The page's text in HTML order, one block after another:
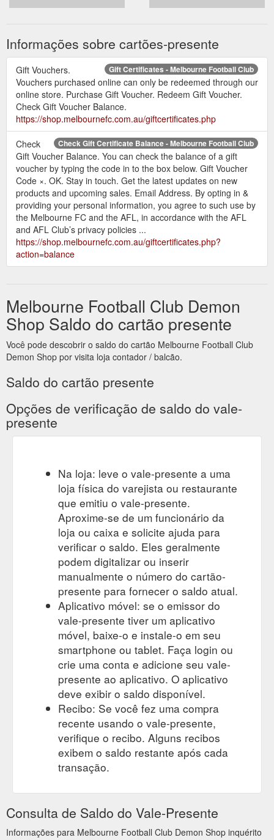
Informações sobre cartões-presente
Gift Certificates - Melbourne Football Club
Gift Vouchers.
Vouchers purchased online can only be redeemed through our
online store. Purchase Gift Voucher. Redeem Gift Voucher.
Check Gift Voucher Balance.
https://shop.melbournefc.com.au/giftcertificates.php
Check Gift Certificate Balance - Melbourne Football Club
Check
Gift Voucher Balance. You can check the balance of a gift
voucher by typing the code in to the box below. Gift Voucher
Code ×. OK. Stay in touch. Get the latest updates on new
products and upcoming sales. Email Address. By opting in &
providing your personal information, you agree to such use by
the Melbourne FC and the AFL, in accordance with the AFL
and AFL Club’s privacy policies ...
https://shop.melbournefc.com.au/giftcertificates.php?
action=balance
Melbourne Football Club Demon
Shop Saldo do cartão presente
Você pode descobrir o saldo do cartão Melbourne Football Club
Demon Shop por visita loja contador / balcão.
Saldo do cartão presente
Opções de verificação de saldo do vale-
presente
Na loja: leve o vale-presente a uma
loja física do varejista ou restaurante
que emitiu o vale-presente.
Aproxime-se de um funcionário da
loja ou caixa e solicite ajuda para
verificar o saldo. Eles geralmente
podem digitalizar ou inserir
manualmente o número do cartão-
presente para fornecer o saldo atual.
Aplicativo móvel: se o emissor do
vale-presente tiver um aplicativo
móvel, baixe-o e instale-o em seu
smartphone ou tablet. Faça login ou
crie uma conta e adicione seu vale-
presente ao aplicativo. O aplicativo
deve exibir o saldo disponível.
Recibo: Se você fez uma compra
recente usando o vale-presente,
verifique o recibo. Alguns recibos
exibem o saldo restante após cada
transação.
Consulta de Saldo do Vale-Presente
Informações para Melbourne Football Club Demon Shop inquérito